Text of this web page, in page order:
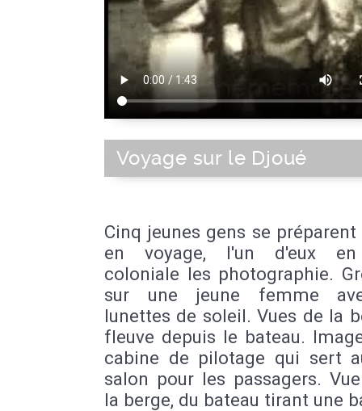
Voyage sur le Djoué
Cinq jeunes gens se
en voyage, l'un d'eux
coloniale les photographie.
sur une jeune femme
lunettes de soleil. Vues de la
fleuve depuis le bateau.
cabine de pilotage qui sert
salon pour les passagers.
la berge, du bateau tirant une